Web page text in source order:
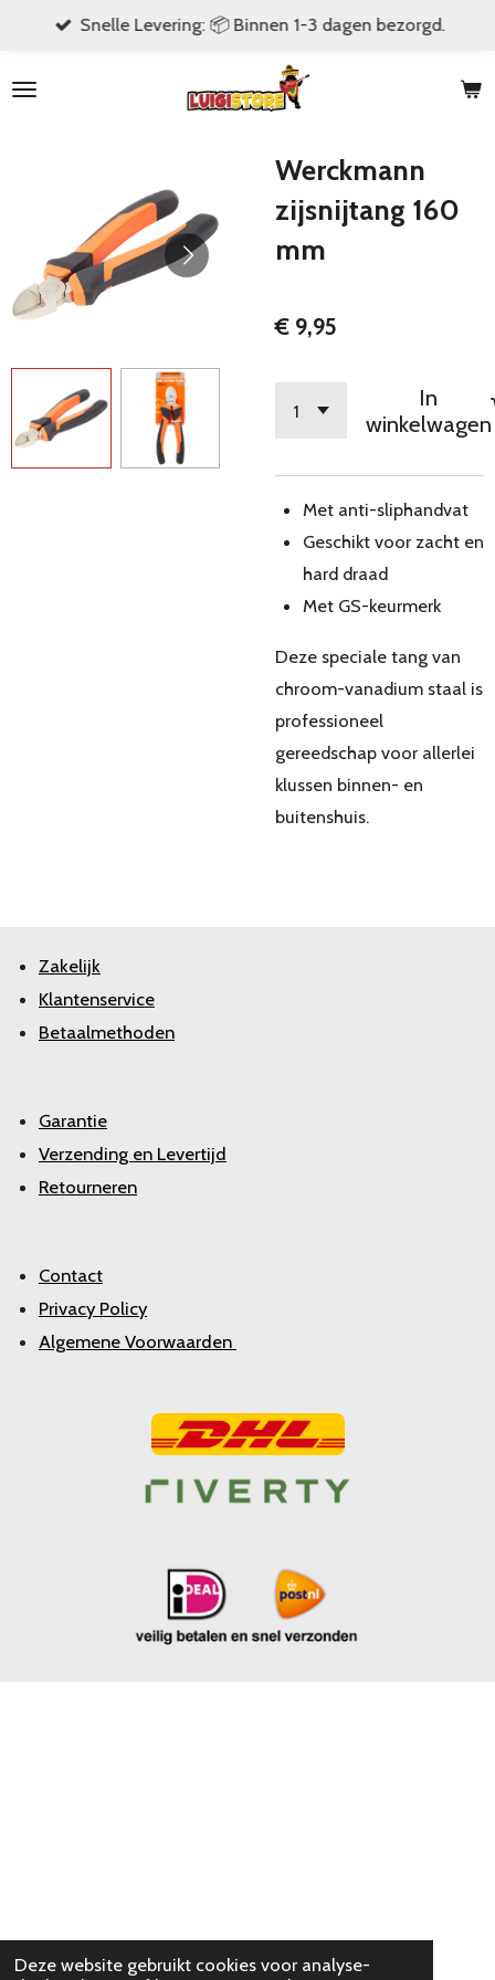
Deze website gebruikt cookies voor analyse-
naar
Snelle Levering: 📦 Binnen 1-3 dagen bezorgd.
Werckmann
zijsnijtang 160
mm
€ 9,95
In
winkelwagen
Met anti-sliphandvat
Geschikt voor zacht en
hard draad
Met GS-keurmerk
Deze speciale tang van
chroom-vanadium staal is
professioneel
gereedschap voor allerlei
klussen binnen- en
buitenshuis.
Zakelijk
Klantenservice
Betaalmethoden
Garantie
Verzending en Levertijd
Retourneren
Contact
Privacy Policy
Algemene Voorwaarden